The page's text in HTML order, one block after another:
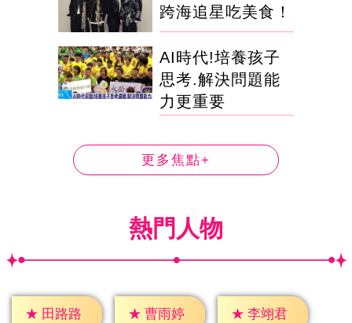
跨海追星吃美食！
AI時代!培養孩子
思考.解決問題能
力更重要
更多焦點+
熱門人物
★ 田路路 ★ 曹雨婷 ★ 李翊君